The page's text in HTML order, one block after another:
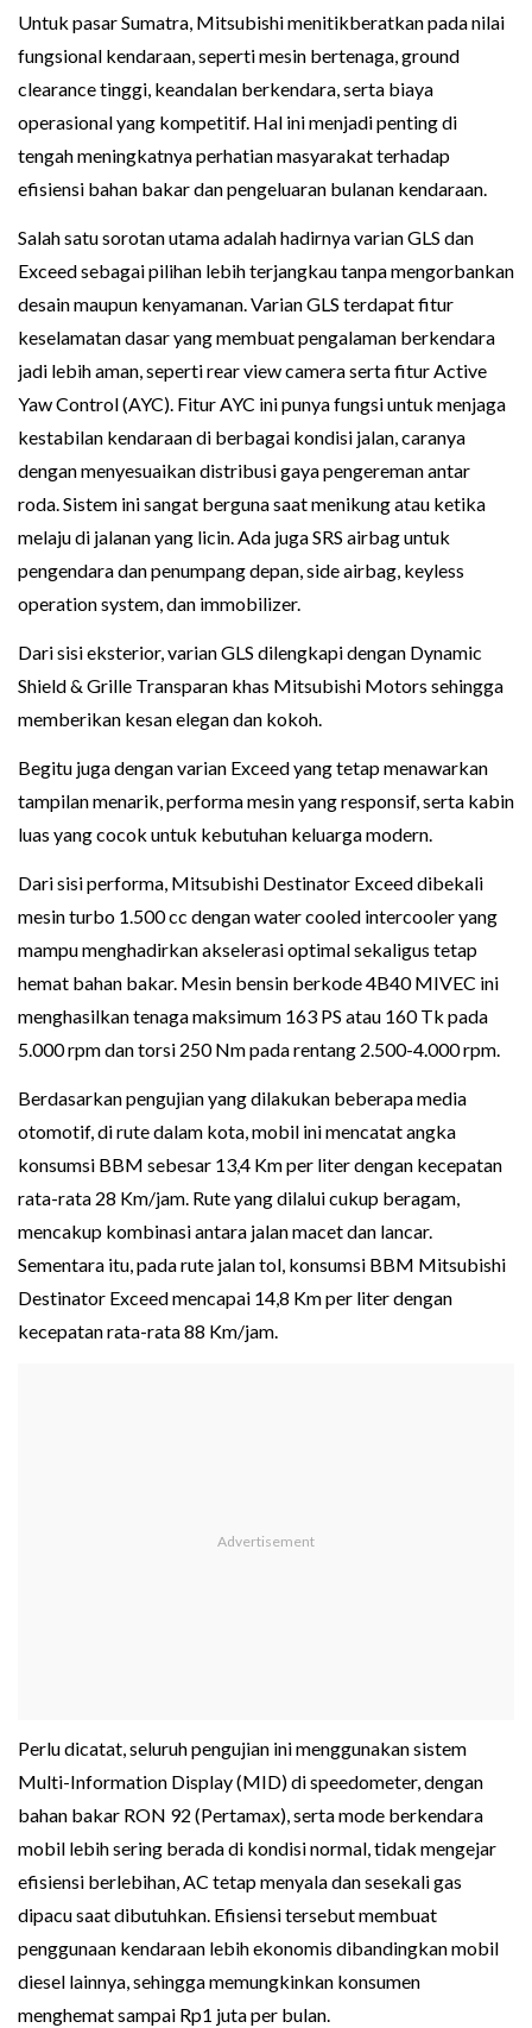
Untuk pasar Sumatra, Mitsubishi menitikberatkan pada nilai
fungsional kendaraan, seperti mesin bertenaga, ground
clearance tinggi, keandalan berkendara, serta biaya
operasional yang kompetitif. Hal ini menjadi penting di
tengah meningkatnya perhatian masyarakat terhadap
efisiensi bahan bakar dan pengeluaran bulanan kendaraan.
Salah satu sorotan utama adalah hadirnya varian GLS dan
Exceed sebagai pilihan lebih terjangkau tanpa mengorbankan
desain maupun kenyamanan. Varian GLS terdapat fitur
keselamatan dasar yang membuat pengalaman berkendara
jadi lebih aman, seperti rear view camera serta fitur Active
Yaw Control (AYC). Fitur AYC ini punya fungsi untuk menjaga
kestabilan kendaraan di berbagai kondisi jalan, caranya
dengan menyesuaikan distribusi gaya pengereman antar
roda. Sistem ini sangat berguna saat menikung atau ketika
melaju di jalanan yang licin. Ada juga SRS airbag untuk
pengendara dan penumpang depan, side airbag, keyless
operation system, dan immobilizer.
Dari sisi eksterior, varian GLS dilengkapi dengan Dynamic
Shield & Grille Transparan khas Mitsubishi Motors sehingga
memberikan kesan elegan dan kokoh.
Begitu juga dengan varian Exceed yang tetap menawarkan
tampilan menarik, performa mesin yang responsif, serta kabin
luas yang cocok untuk kebutuhan keluarga modern.
Dari sisi performa, Mitsubishi Destinator Exceed dibekali
mesin turbo 1.500 cc dengan water cooled intercooler yang
mampu menghadirkan akselerasi optimal sekaligus tetap
hemat bahan bakar. Mesin bensin berkode 4B40 MIVEC ini
menghasilkan tenaga maksimum 163 PS atau 160 Tk pada
5.000 rpm dan torsi 250 Nm pada rentang 2.500-4.000 rpm.
Berdasarkan pengujian yang dilakukan beberapa media
otomotif, di rute dalam kota, mobil ini mencatat angka
konsumsi BBM sebesar 13,4 Km per liter dengan kecepatan
rata-rata 28 Km/jam. Rute yang dilalui cukup beragam,
mencakup kombinasi antara jalan macet dan lancar.
Sementara itu, pada rute jalan tol, konsumsi BBM Mitsubishi
Destinator Exceed mencapai 14,8 Km per liter dengan
kecepatan rata-rata 88 Km/jam.
Perlu dicatat, seluruh pengujian ini menggunakan sistem
Multi-Information Display (MID) di speedometer, dengan
bahan bakar RON 92 (Pertamax), serta mode berkendara
mobil lebih sering berada di kondisi normal, tidak mengejar
efisiensi berlebihan, AC tetap menyala dan sesekali gas
dipacu saat dibutuhkan. Efisiensi tersebut membuat
penggunaan kendaraan lebih ekonomis dibandingkan mobil
diesel lainnya, sehingga memungkinkan konsumen
menghemat sampai Rp1 juta per bulan.